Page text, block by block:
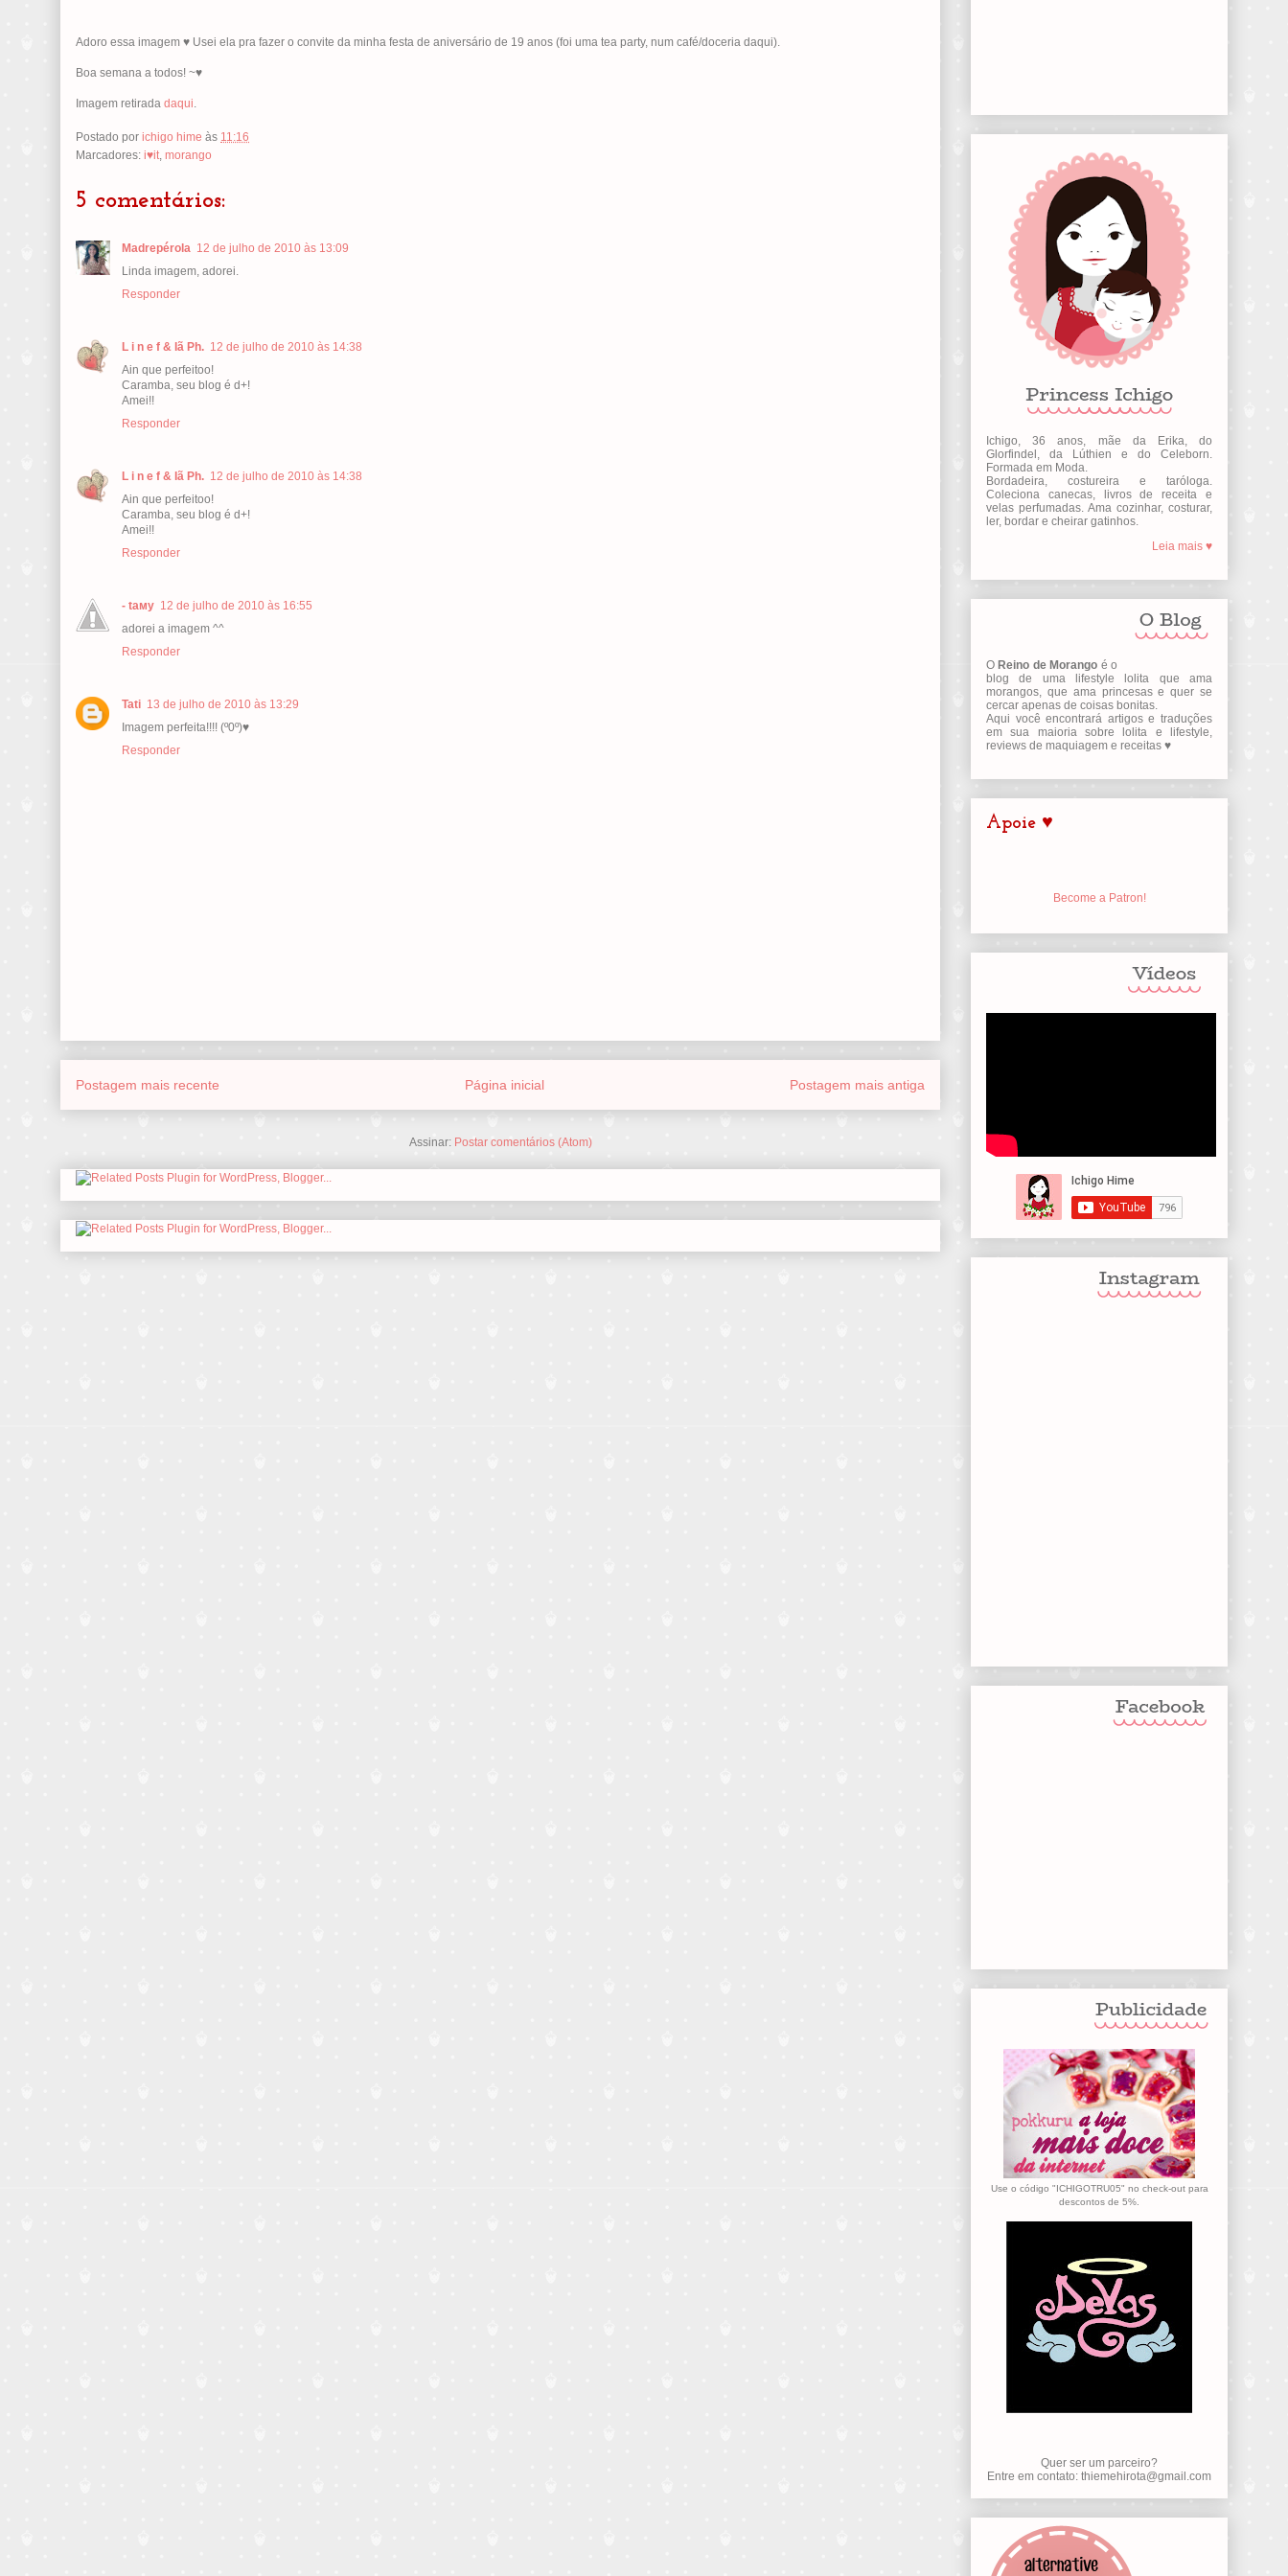
Adoro essa imagem ♥ Usei ela pra fazer o convite da minha festa de aniversário de 19 anos (foi uma tea party, num café/doceria daqui).
Boa semana a todos! ~♥
Imagem retirada daqui.
Postado por ichigo hime às 11:16
Marcadores: i♥it, morango
5 comentários:
Madrepérola 12 de julho de 2010 às 13:09
Linda imagem, adorei.
Responder
L i n e f & Iã Ph. 12 de julho de 2010 às 14:38
Ain que perfeitoo!
Caramba, seu blog é d+!
Amei!!
Responder
L i n e f & Iã Ph. 12 de julho de 2010 às 14:38
Ain que perfeitoo!
Caramba, seu blog é d+!
Amei!!
Responder
- taмy 12 de julho de 2010 às 16:55
adorei a imagem ^^
Responder
Tati 13 de julho de 2010 às 13:29
Imagem perfeita!!!! (º0º)♥
Responder
Postagem mais recente Postagem mais antiga
Página inicial
Assinar: Postar comentários (Atom)
Ichigo, 36 anos, mãe da Erika, do
Glorfindel, da Lúthien e do Celeborn.
Formada em Moda.
Bordadeira, costureira e taróloga.
Coleciona canecas, livros de receita e
velas perfumadas. Ama cozinhar, costurar,
ler, bordar e cheirar gatinhos.
Leia mais ♥
O Reino de Morango é o
blog de uma lifestyle lolita que ama
morangos, que ama princesas e quer se
cercar apenas de coisas bonitas.
Aqui você encontrará artigos e traduções
em sua maioria sobre lolita e lifestyle,
reviews de maquiagem e receitas ♥
Apoie ♥
Become a Patron!
Use o código "ICHIGOTRU05" no check-out para
descontos de 5%.
Quer ser um parceiro?
Entre em contato: thiemehirota@gmail.com